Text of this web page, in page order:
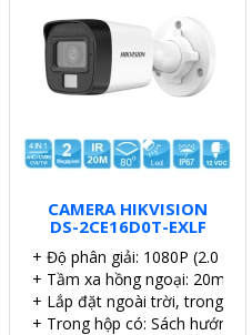
CAMERA HIKVISION
DS-2CE16D0T-EXLF
+ Độ phân giải: 1080P (2.0
+ Tầm xa hồng ngoại: 20m.
+ Lắp đặt ngoài trời, trong
+ Trong hộp có: Sách hướng